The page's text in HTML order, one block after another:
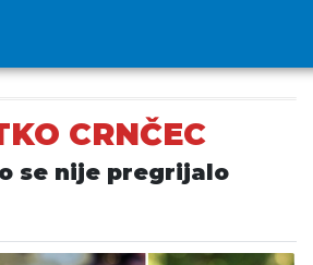
CRNČEC
se nije pregrijalo